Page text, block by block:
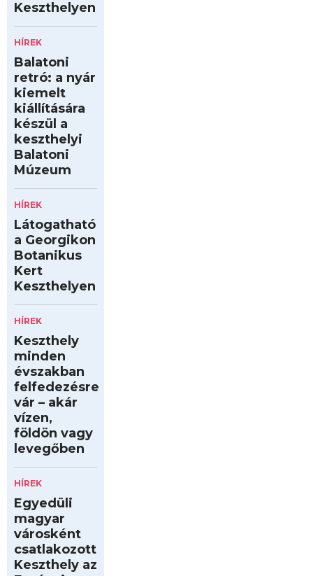
Keszthelyen
HÍREK
Balatoni
retró: a nyár
kiemelt
kiállítására
készül a
keszthelyi
Balatoni
Múzeum
HÍREK
Látogatható
a Georgikon
Botanikus
Kert
Keszthelyen
HÍREK
Keszthely
minden
évszakban
felfedezésre
vár – akár
vízen,
földön vagy
levegőben
HÍREK
Egyedüli
magyar
városként
csatlakozott
Keszthely az